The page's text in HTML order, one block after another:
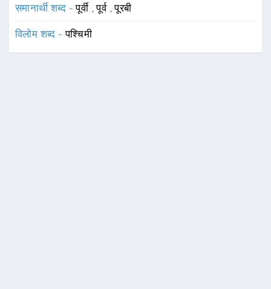
समानार्थी शब्द -पूर्वी ,पूर्व ,पूरबी
विलोम शब्द -पश्चिमी